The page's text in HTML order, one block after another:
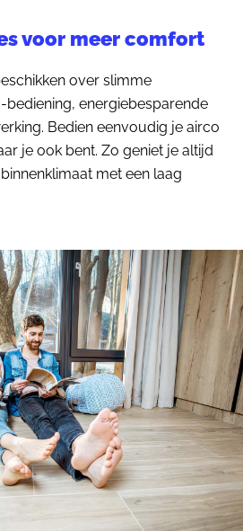
voor meer comfort
over slimme
energiebesparende
Bedien eenvoudig je airco
je ook bent. Zo geniet je altijd
met een laag